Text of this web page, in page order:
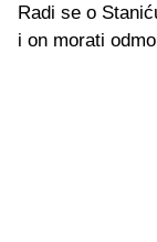
Radi se o
i on morati